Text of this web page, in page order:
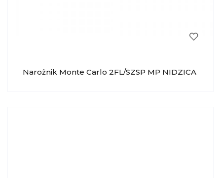
Narożnik Monte Carlo 2FL/SZSP MP NIDZICA